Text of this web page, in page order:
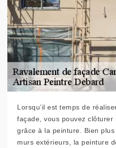
Lorsqu’il est temps de
façade, vous pouvez clôturer
grâce à la peinture. Bien
murs extérieurs, la peinture